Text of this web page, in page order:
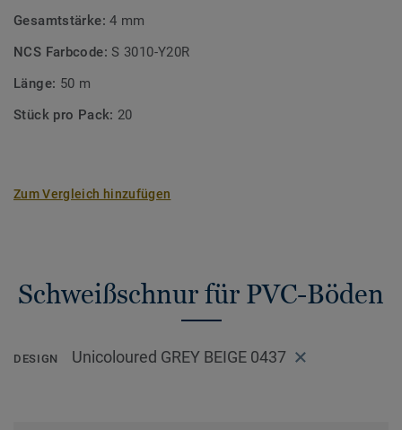
Gesamtstärke:4 mm
NCS Farbcode:S 3010-Y20R
Länge: 50 m
Stück pro Pack: 20
Zum Vergleich hinzufügen
Schweißschnur für PVC-Böden
DESIGN Unicoloured GREY BEIGE 0437